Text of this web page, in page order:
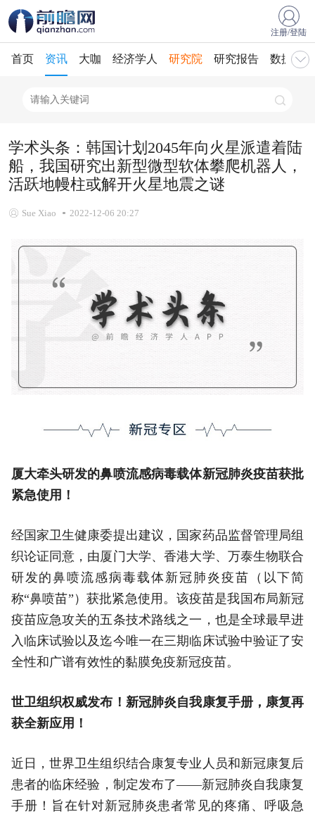
注册/登陆
首页 资讯 大咖 经济学人 研究院 研究报告 数据库
学术头条：韩国计划2045年向火星派遣着陆
船，我国研究出新型微型软体攀爬机器人，
活跃地幔柱或解开火星地震之谜
Sue Xiao 2022-12-06 20:27
厦大牵头研发的鼻喷流感病毒载体新冠肺炎疫苗获批
紧急使用！
经国家卫生健康委提出建议，国家药品监督管理局组
织论证同意，由厦门大学、香港大学、万泰生物联合
研发的鼻喷流感病毒载体新冠肺炎疫苗（以下简
称“鼻喷苗”）获批紧急使用。该疫苗是我国布局新冠
疫苗应急攻关的五条技术路线之一，也是全球最早进
入临床试验以及迄今唯一在三期临床试验中验证了安
全性和广谱有效性的黏膜免疫新冠疫苗。
世卫组织权威发布！新冠肺炎自我康复手册，康复再
获全新应用！
近日，世界卫生组织结合康复专业人员和新冠康复后
患者的临床经验，制定发布了——新冠肺炎自我康复
手册！旨在针对新冠肺炎患者常见的疼痛、呼吸急